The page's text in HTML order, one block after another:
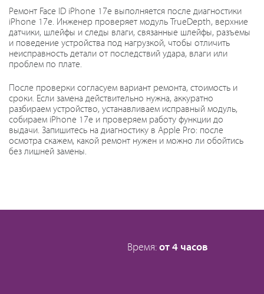
Ремонт Face ID iPhone 17e выполняется после диагностики
iPhone 17e. Инженер проверяет модуль TrueDepth, верхние
датчики, шлейфы и следы влаги, связанные шлейфы, разъемы
и поведение устройства под нагрузкой, чтобы отличить
неисправность детали от последствий удара, влаги или
проблем по плате.
После проверки согласуем вариант ремонта, стоимость и
сроки. Если замена действительно нужна, аккуратно
разбираем устройство, устанавливаем исправный модуль,
собираем iPhone 17e и проверяем работу функции до
выдачи. Запишитесь на диагностику в Apple Pro: после
осмотра скажем, какой ремонт нужен и можно ли обойтись
без лишней замены.
Время: от 4 часов